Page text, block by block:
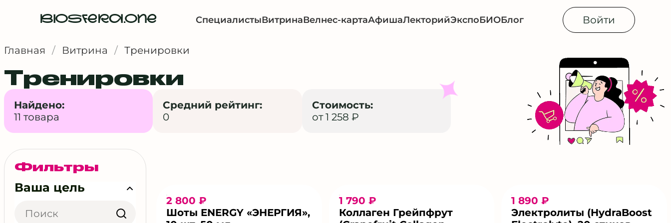
BIOSFERA.ONE СпециалистыВитринаВелнес-картаАфишаЛекторийЭкспоБИОБлог Войти
Главная / Витрина / Тренировки
Тренировки
Найдено:
11 товара
Средний рейтинг:
0
Стоимость:
от 1 258 ₽
Фильтры
Ваша цель
2 800 ₽
Шоты ENERGY «ЭНЕРГИЯ»,
1 790 ₽
Коллаген Грейпфрут
1 890 ₽
Электролиты (HydraBoost